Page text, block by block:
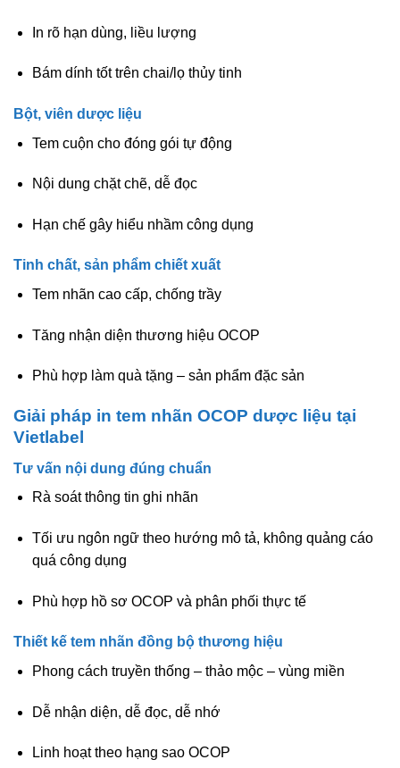
In rõ hạn dùng, liều lượng
Bám dính tốt trên chai/lọ thủy tinh
Bột, viên dược liệu
Tem cuộn cho đóng gói tự động
Nội dung chặt chẽ, dễ đọc
Hạn chế gây hiểu nhầm công dụng
Tinh chất, sản phẩm chiết xuất
Tem nhãn cao cấp, chống trầy
Tăng nhận diện thương hiệu OCOP
Phù hợp làm quà tặng – sản phẩm đặc sản
Giải pháp in tem nhãn OCOP dược liệu tại
Vietlabel
Tư vấn nội dung đúng chuẩn
Rà soát thông tin ghi nhãn
Tối ưu ngôn ngữ theo hướng mô tả, không quảng cáo
quá công dụng
Phù hợp hồ sơ OCOP và phân phối thực tế
Thiết kế tem nhãn đồng bộ thương hiệu
Phong cách truyền thống – thảo mộc – vùng miền
Dễ nhận diện, dễ đọc, dễ nhớ
Linh hoạt theo hạng sao OCOP